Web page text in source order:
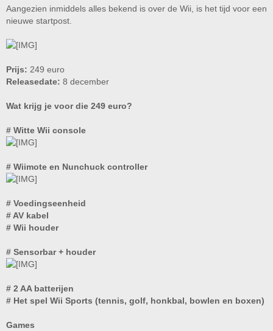
Aangezien inmiddels alles bekend is over de Wii, is het tijd voor een
nieuwe startpost.
Prijs: 249 euro
Releasedate: 8 december
Wat krijg je voor die 249 euro?
# Witte Wii console
# Wiimote en Nunchuck controller
# Voedingseenheid
# AV kabel
# Wii houder
# Sensorbar + houder
# 2 AA batterijen
# Het spel Wii Sports (tennis, golf, honkbal, bowlen en boxen)
Games